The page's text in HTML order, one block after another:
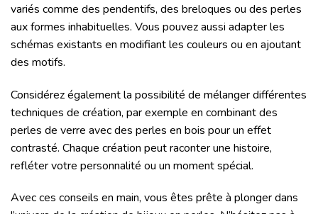
variés comme des pendentifs, des breloques ou des perles
aux formes inhabituelles. Vous pouvez aussi adapter les
schémas existants en modifiant les couleurs ou en ajoutant
des motifs.
Considérez également la possibilité de mélanger différentes
techniques de création, par exemple en combinant des
perles de verre avec des perles en bois pour un effet
contrasté. Chaque création peut raconter une histoire,
refléter votre personnalité ou un moment spécial.
Avec ces conseils en main, vous êtes prête à plonger dans